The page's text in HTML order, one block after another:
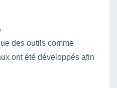
des outils comme
ont été développés afin